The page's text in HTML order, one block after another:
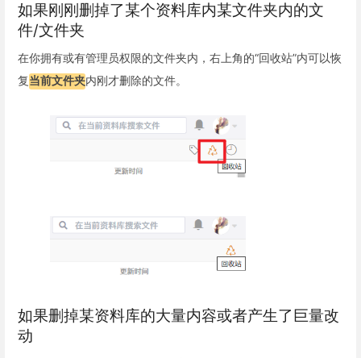
如果刚刚删掉了某个资料库内某文件夹内的文
件/文件夹
在你拥有或有管理员权限的文件夹内，右上角的“回收站”内可以恢
复当前文件夹内刚才删除的文件。
如果删掉某资料库的大量内容或者产生了巨量改
动